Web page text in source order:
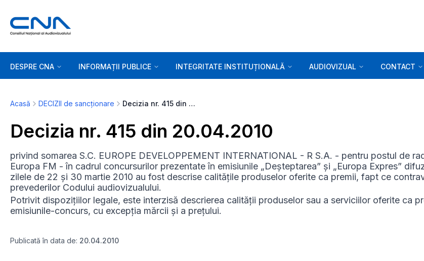
DESPRE CNA INFORMAȚII PUBLICE INTEGRITATE INSTITUȚIONALĂ AUDIOVIZUAL CONTACT
Acasă DECIZII de sancționare Decizia nr. 415 din 20.04.2010
Decizia nr. 415 din 20.04.2010
privind somarea S.C. EUROPE DEVELOPPEMENT INTERNATIONAL - R S.A. - pentru postul de
Europa FM - în cadrul concursurilor prezentate în emisiunile „Deșteptarea” și „Europa Expres”
zilele de 22 și 30 martie 2010 au fost descrise calitățile produselor oferite ca premii, fapt ce
prevederilor Codului audiovizualului.
Potrivit dispozițiilor legale, este interzisă descrierea calității produselor sau a serviciilor oferite ca
emisiunile-concurs, cu excepția mărcii și a prețului.
Publicată în data de: 20.04.2010